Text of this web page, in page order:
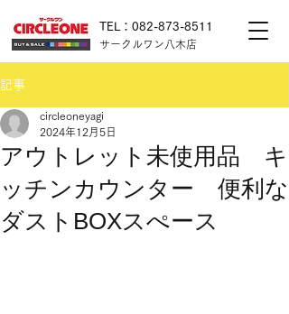
サークルワン八木店
TEL：082-873-8511
記事
アウトレット未使用品 キ
ッチンカウンター 便利な
ダストBOXスぺース
circleoneyagi
2024年12月5日